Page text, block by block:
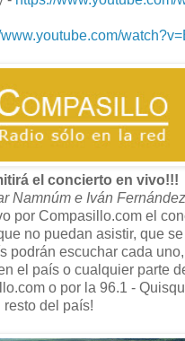
www.youtube.com/
el concierto en vivo!!!
Namnúm e Iván Fernández
por Compasillo.com el
no puedan asistir, que
podrán escuchar cada
el país o cualquier parte
o por la 96.1 -
del país!